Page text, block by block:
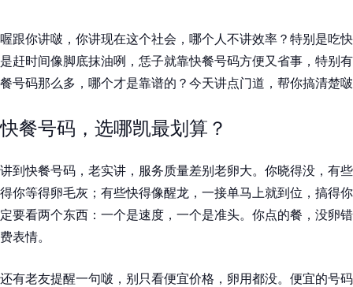
喔跟你讲啵，你讲现在这个社会，哪个人不讲效率？特别是吃
是赶时间像脚底抹油咧，恁子就靠快餐号码方便又省事，特别
餐号码那么多，哪个才是靠谱的？今天讲点门道，帮你搞清楚
快餐号码，选哪凯最划算？
讲到快餐号码，老实讲，服务质量差别老卵大。你晓得没，有
得你等得卵毛灰；有些快得像醒龙，一接单马上就到位，搞得
定要看两个东西：一个是速度，一个是准头。你点的餐，没卵
费表情。
还有老友提醒一句啵，别只看便宜价格，卵用都没。便宜的号